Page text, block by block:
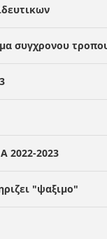
συγχρονου
2022-2023
"ψαξιμο"